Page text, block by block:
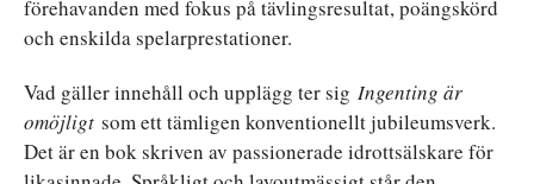
förehavanden med fokus på tävlingsresultat, poängskörd
och enskilda spelarprestationer.
Vad gäller innehåll och upplägg ter sig Ingenting är
omöjligt som ett tämligen konventionellt jubileumsverk.
Det är en bok skriven av passionerade idrottsälskare för